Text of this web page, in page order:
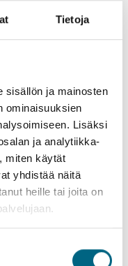
Tietoja
sisällön ja mainosten
ominaisuuksien
Lisäksi
ja analytiikka-
miten käytät
yhdistää näitä
heille tai joita on
avautuu. Hyvään